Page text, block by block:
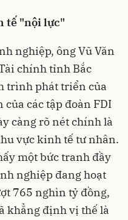
tế "nội lực"
nghiệp, ông Vũ Văn
chính tỉnh Bắc
trình phát triển của
các tập đoàn FDI
càng rõ nét chính là
vực kinh tế tư nhân.
một bức tranh đầy
nghiệp đang hoạt
765 nghìn tỷ đồng,
khẳng định vị thế là